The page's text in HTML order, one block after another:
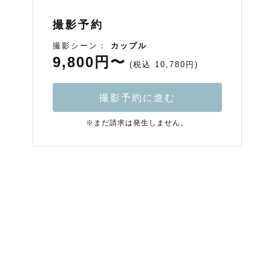
撮影予約
撮影シーン： カップル
9,800円〜 (税込 10,780円)
撮影予約に進む
※まだ請求は発生しません。